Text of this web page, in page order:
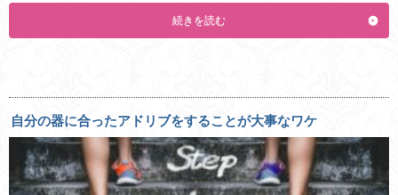
続きを読む
自分の器に合ったアドリブをすることが大事なワケ